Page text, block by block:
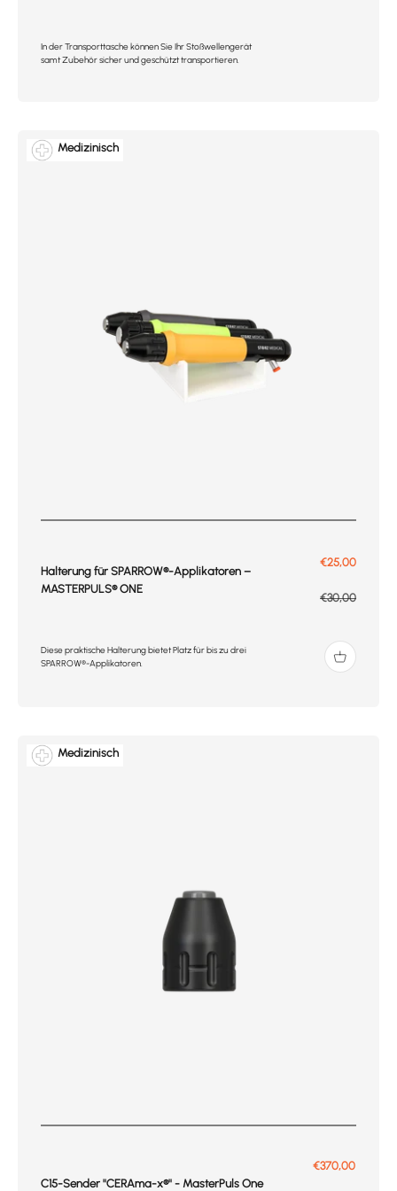
In der Transporttasche können Sie Ihr Stoßwellengerät
samt Zubehör sicher und geschützt transportieren.
Medizinisch
Halterung für SPARROW®-Applikatoren –
MASTERPULS® ONE
Prix de vente
€25,00
Prix normal
€30,00
Diese praktische Halterung bietet Platz für bis zu drei
SPARROW®-Applikatoren.
Medizinisch
C15-Sender ''CERAma-x®'' - MasterPuls One
Prix de vente
€370,00